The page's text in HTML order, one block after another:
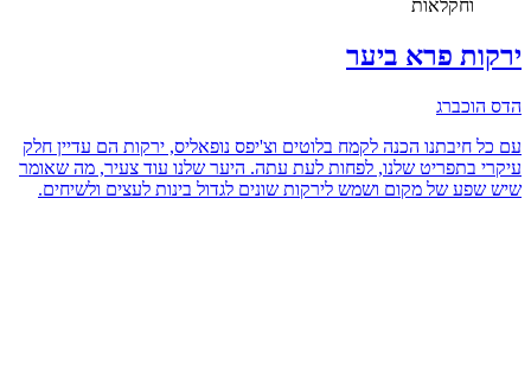
וחקלאות
ירקות פרא ביער
הדס הוכברג
עם כל חיבתנו הכנה לקמח בלוטים וצ'יפס נופאליס, ירקות הם עדיין חלק
עיקרי בתפריט שלנו, לפחות לעת עתה. היער שלנו עוד צעיר, מה שאומר
שיש שפע של מקום ושמש לירקות שונים לגדול בינות לעצים ולשיחים.